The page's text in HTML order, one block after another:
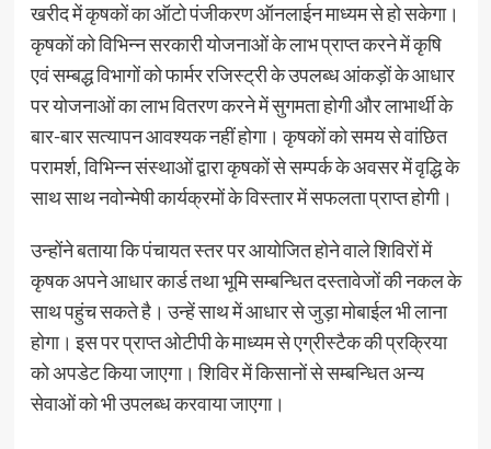
खरीद में कृषकों का ऑटो पंजीकरण ऑनलाईन माध्यम से हो सकेगा।
कृषकों को विभिन्न सरकारी योजनाओं के लाभ प्राप्त करने में कृषि
एवं सम्बद्ध विभागों को फार्मर रजिस्ट्री के उपलब्ध आंकड़ों के आधार
पर योजनाओं का लाभ वितरण करने में सुगमता होगी और लाभार्थी के
बार-बार सत्यापन आवश्यक नहीं होगा। कृषकों को समय से वांछित
परामर्श, विभिन्न संस्थाओं द्वारा कृषकों से सम्पर्क के अवसर में वृद्धि के
साथ साथ नवोन्मेषी कार्यक्रमों के विस्तार में सफलता प्राप्त होगी।
उन्होंने बताया कि पंचायत स्तर पर आयोजित होने वाले शिविरों में
कृषक अपने आधार कार्ड तथा भूमि सम्बन्धित दस्तावेजों की नकल के
साथ पहुंच सकते है। उन्हें साथ में आधार से जुड़ा मोबाईल भी लाना
होगा। इस पर प्राप्त ओटीपी के माध्यम से एग्रीस्टैक की प्रक्रिया
को अपडेट किया जाएगा। शिविर में किसानों से सम्बन्धित अन्य
सेवाओं को भी उपलब्ध करवाया जाएगा।